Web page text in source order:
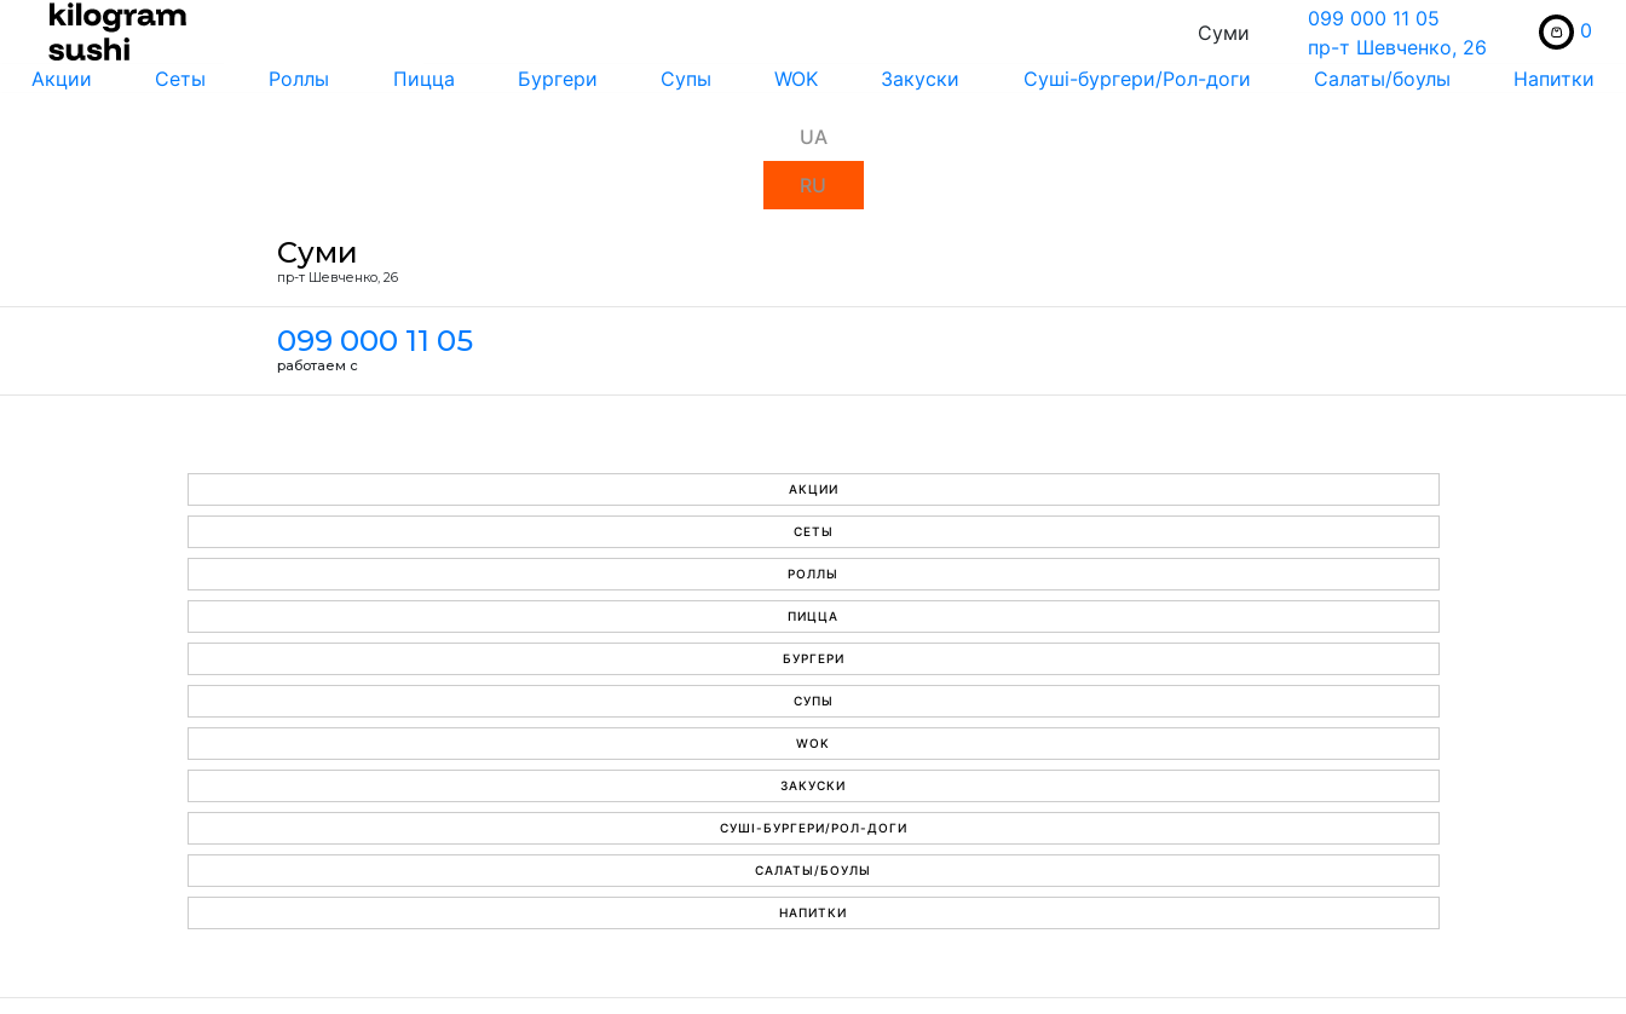
Суми
099 000 11 05
пр-т Шевченко, 26
0
Акции Сеты Роллы Пицца Бургери Супы WOK Закуски Суші-бургери/Рол-доги Салаты/боулы Напитки
UA
RU
Суми
пр-т Шевченко, 26
099 000 11 05
работаем с
АКЦИИ
СЕТЫ
РОЛЛЫ
ПИЦЦА
БУРГЕРИ
СУПЫ
WOK
ЗАКУСКИ
СУШІ-БУРГЕРИ/РОЛ-ДОГИ
САЛАТЫ/БОУЛЫ
НАПИТКИ